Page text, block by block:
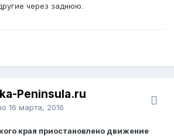
через заднюю.
Peninsula.ru
16 марта, 2016
края приостановлено движение